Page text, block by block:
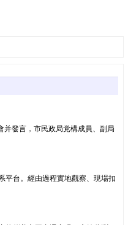
并發言，市民政局党構成員、副局
平台。經由過程實地觀察、現場扣